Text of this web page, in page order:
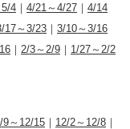
4 ｜ 4/21～4/27 ｜ 4/14
17～3/23 ｜ 3/10～3/16
｜ 2/3～2/9 ｜ 1/27～2/2
9～12/15 ｜ 12/2～12/8 ｜